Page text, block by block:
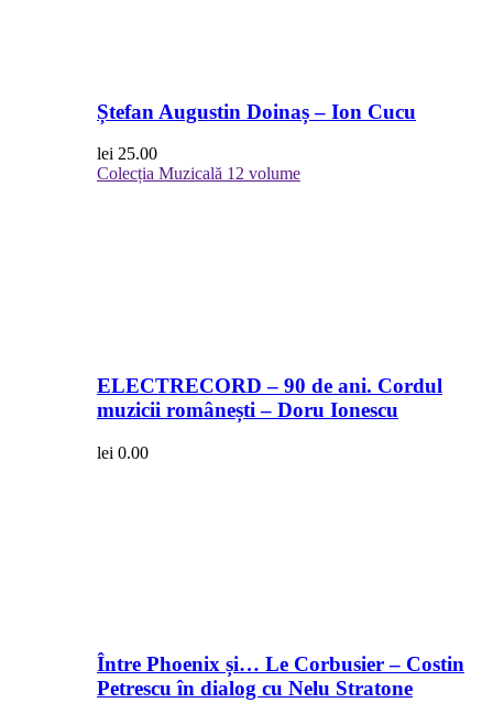
Ștefan Augustin Doinaș – Ion Cucu
lei 25.00
Colecția Muzicală 12 volume
ELECTRECORD – 90 de ani. Cordul
muzicii românești – Doru Ionescu
lei 0.00
Între Phoenix și… Le Corbusier – Costin
Petrescu în dialog cu Nelu Stratone